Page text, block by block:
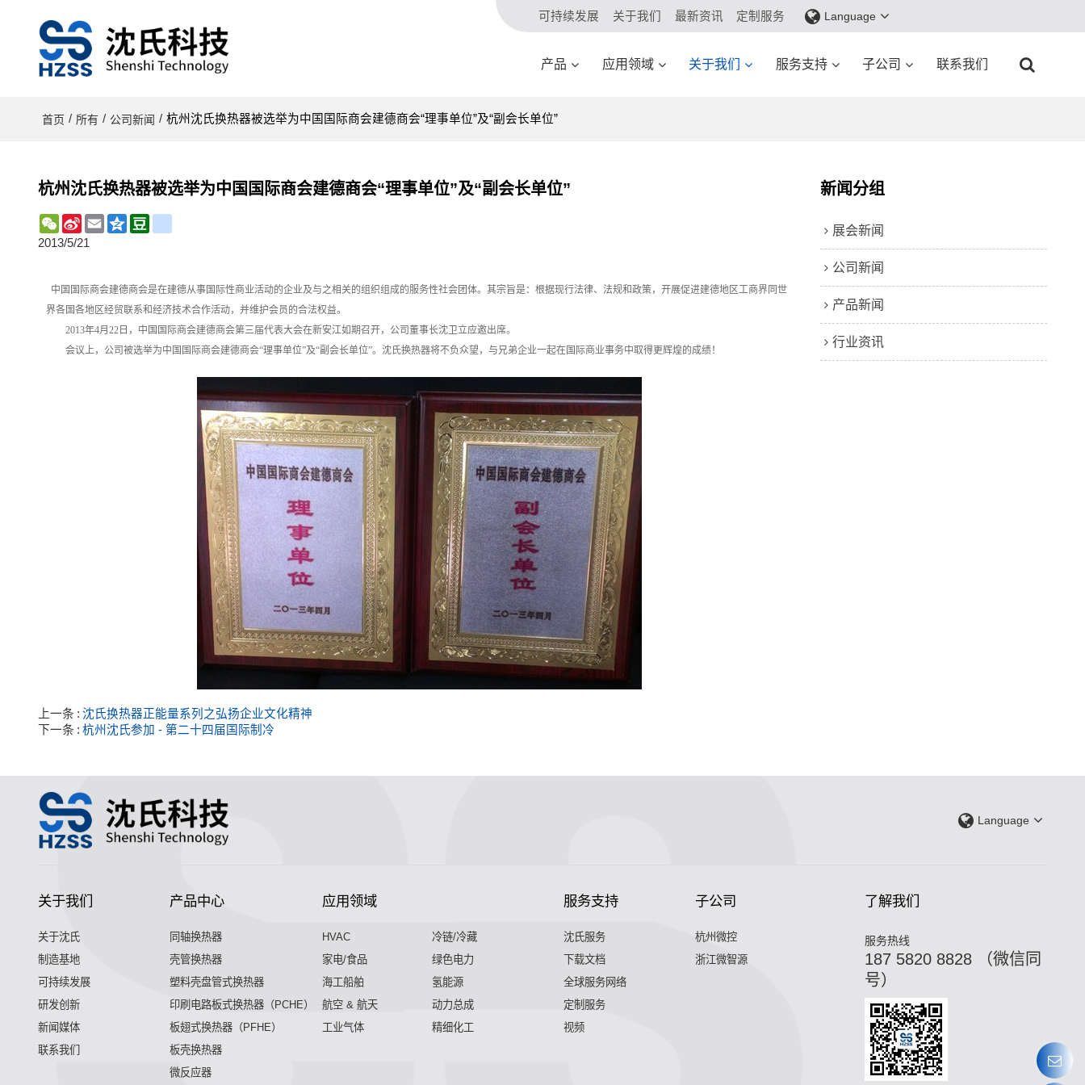
可持续发展 关于我们 最新资讯 定制服务 Language
产品 应用领域 关于我们 服务支持 子公司 联系我们
首页 / 所有 / 公司新闻 / 杭州沈氏换热器被选举为中国国际商会建德商会“理事单位”及“副会长单位”
杭州沈氏换热器被选举为中国国际商会建德商会“理事单位”及“副会长单位”
WeChat
Sina
Weibo
EmailQzoneDouban
2013/5/21
中国国际商会建德商会是在建德从事国际性商业活动的企业及与之相关的组织组成的服务性社会团体。其宗旨是：根据现行法律、法规和政策，开展促进建德地区工商界同世
界各国各地区经贸联系和经济技术合作活动，并维护会员的合法权益。
2013年4月22日，中国国际商会建德商会第三届代表大会在新安江如期召开，公司董事长沈卫立应邀出席。
会议上，公司被选举为中国国际商会建德商会“理事单位”及“副会长单位”。沈氏换热器将不负众望，与兄弟企业一起在国际商业事务中取得更辉煌的成绩！
上一条
沈氏换热器正能量系列之弘扬企业文化精神
下一条
杭州沈氏参加 - 第二十四届国际制冷
新闻分组
展会新闻
公司新闻
产品新闻
行业资讯
Language
关于我们
关于沈氏
制造基地
可持续发展
研发创新
新闻媒体
联系我们
产品中心
同轴换热器
壳管换热器
塑料壳盘管式换热器
印刷电路板式换热器（PCHE）
板翅式换热器（PFHE）
板壳换热器
微反应器
应用领域
HVAC
冷链/冷藏
家电/食品
绿色电力
海工船舶
氢能源
航空 & 航天
动力总成
工业气体
精细化工
服务支持
沈氏服务
下载文档
全球服务网络
定制服务
视频
子公司
杭州微控
浙江微智源
了解我们
服务热线
187 5820 8828 （微信同
号）